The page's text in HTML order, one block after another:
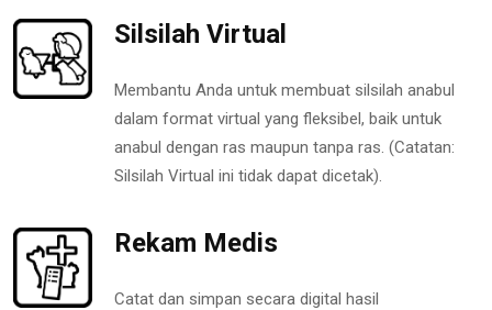
Silsilah Virtual
Membantu Anda untuk membuat silsilah anabul
dalam format virtual yang fleksibel, baik untuk
anabul dengan ras maupun tanpa ras. (Catatan:
Silsilah Virtual ini tidak dapat dicetak).
Rekam Medis
Catat dan simpan secara digital hasil